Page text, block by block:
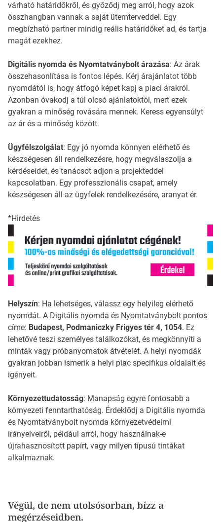
várható határidőkről, és győződj meg arról, hogy azok
összhangban vannak a saját ütemterveddel. Egy
megbízható partner mindig reális határidőket ad, és tartja
magát ezekhez.
Digitális nyomda és Nyomtatványbolt árazása: Az árak
összehasonlítása is fontos lépés. Kérj árajánlatot több
nyomdától is, hogy átfogó képet kapj a piaci árakról.
Azonban óvakodj a túl olcsó ajánlatoktól, mert ezek
gyakran a minőség rovására mennek. Keress egyensúlyt
az ár és a minőség között.
Ügyfélszolgálat: Egy jó nyomda könnyen elérhető és
készségesen áll rendelkezésre, hogy megválaszolja a
kérdéseidet, és tanácsot adjon a projekteddel
kapcsolatban. Egy professzionális csapat, amely
készségesen áll az ügyfelek rendelkezésére, aranyat ér.
*Hirdetés
Helyszín: Ha lehetséges, válassz egy helyileg elérhető
nyomdát. A Digitális nyomda és Nyomtatványbolt pontos
címe: Budapest, Podmaniczky Frigyes tér 4, 1054. Ez
lehetővé teszi személyes találkozókat, és megkönnyíti a
minták vagy próbanyomatok átvételét. A helyi nyomdák
gyakran jobban ismerik a helyi piac specifikus oldalait és
igényeit.
Környezettudatosság: Manapság egyre fontosabb a
környezeti fenntarthatóság. Érdeklődj a Digitális nyomda
és Nyomtatványbolt nyomda környezetvédelmi
irányelveiről, például arról, hogy használnak-e
újrahasznosított papírt, vagy milyen típusú tintákat
alkalmaznak.
Végül, de nem utolsósorban, bízz a
megérzéseidben.